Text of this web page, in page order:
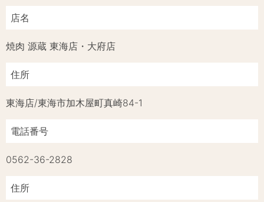
店名
焼肉 源蔵 東海店・大府店
住所
東海店/東海市加木屋町真崎84-1
電話番号
0562-36-2828
住所